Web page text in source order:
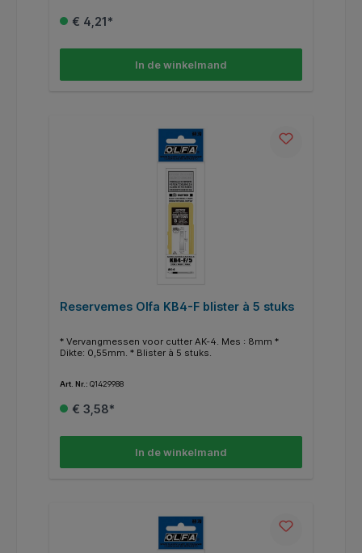
€ 4,21*
In de winkelmand
Reservemes Olfa KB4-F blister à 5 stuks
* Vervangmessen voor cutter AK-4. Mes : 8mm *
Dikte: 0,55mm. * Blister à 5 stuks.
Art. Nr.: Q1429988
€ 3,58*
In de winkelmand